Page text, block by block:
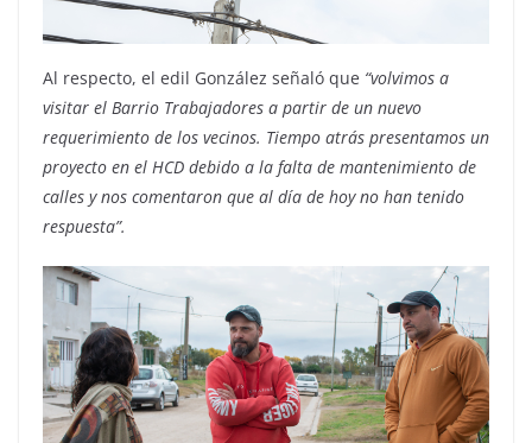
Al respecto, el edil González señaló que “volvimos a
visitar el Barrio Trabajadores a partir de un nuevo
requerimiento de los vecinos. Tiempo atrás presentamos un
proyecto en el HCD debido a la falta de mantenimiento de
calles y nos comentaron que al día de hoy no han tenido
respuesta”.